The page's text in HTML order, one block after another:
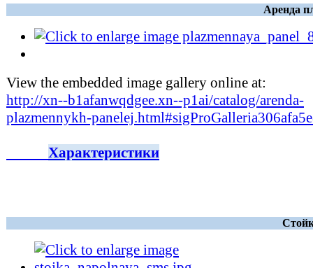
Аренда
View the embedded image gallery online at:
http://xn--b1afanwqdgee.xn--p1ai/catalog/arenda-
plazmennykh-
Характеристики